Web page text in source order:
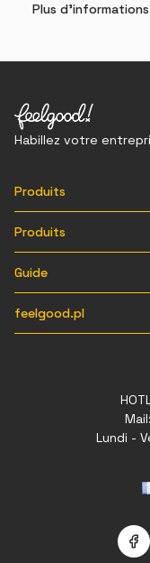
Plus d'informations
Habillez votre
Produits
Produits
Guide
feelgood.pl
Mail:
Lundi -